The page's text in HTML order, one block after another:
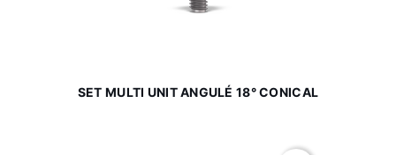
SET MULTI UNIT ANGULÉ 18° CONICAL